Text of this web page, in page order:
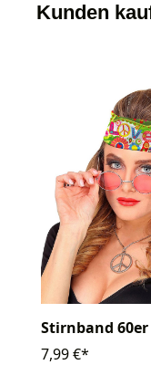
Kunden
Stirnband
7,99 €*